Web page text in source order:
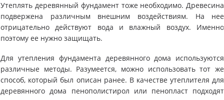
Утеплять деревянный фундамент тоже необходимо. Древесина
подвержена различным внешним воздействиям. На нее
отрицательно действуют вода и влажный воздух. Именно
поэтому ее нужно защищать.
Для утепления фундамента деревянного дома используются
различные методы. Разумеется, можно использовать тот же
способ, который был описан ранее. В качестве утеплителя для
деревянного дома пенополистирол или пенопласт подходят